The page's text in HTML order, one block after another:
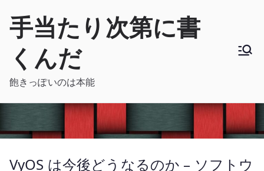
手当たり次第に書
くんだ
飽きっぽいのは本能
VyOS は今後どうなるのか – ソフトウ